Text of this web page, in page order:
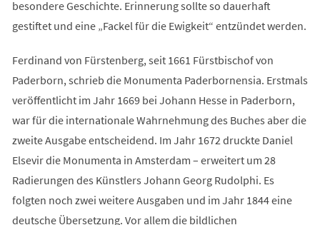
besondere Geschichte. Erinnerung sollte so dauerhaft
gestiftet und eine „Fackel für die Ewigkeit“ entzündet werden.
Ferdinand von Fürstenberg, seit 1661 Fürstbischof von
Paderborn, schrieb die Monumenta Paderbornensia. Erstmals
veröffentlicht im Jahr 1669 bei Johann Hesse in Paderborn,
war für die internationale Wahrnehmung des Buches aber die
zweite Ausgabe entscheidend. Im Jahr 1672 druckte Daniel
Elsevir die Monumenta in Amsterdam – erweitert um 28
Radierungen des Künstlers Johann Georg Rudolphi. Es
folgten noch zwei weitere Ausgaben und im Jahr 1844 eine
deutsche Übersetzung. Vor allem die bildlichen